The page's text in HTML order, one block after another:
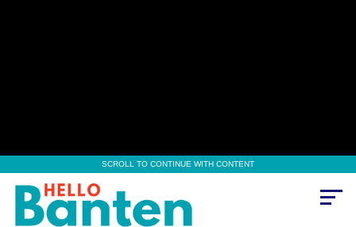
SCROLL TO CONTINUE WITH CONTENT